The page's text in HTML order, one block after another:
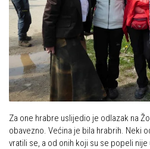
Za one hrabre uslijedio je odlazak na
obavezno. Većina je bila hrabrih. Neki
vratili se, a od onih koji su se popeli